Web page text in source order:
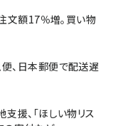
文額17％増。買い物
便、日本郵便で配送遅
援、「ほしい物リス